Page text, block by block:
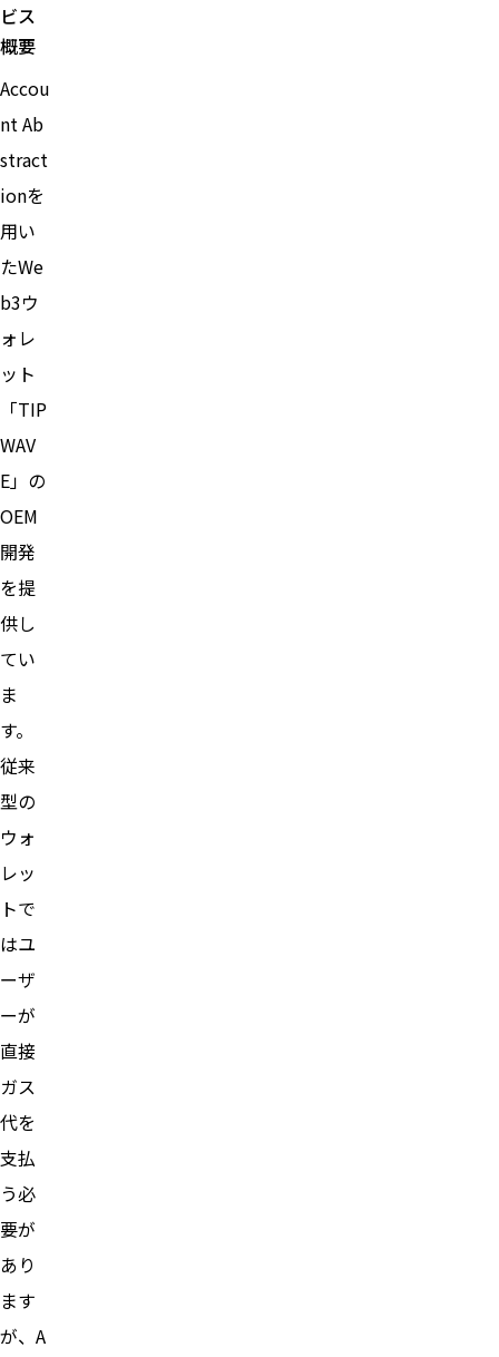
ビス
概要
Accou
nt Ab
stract
ionを
用い
たWe
b3ウ
ォレ
ット
「TIP
WAV
E」の
OEM
開発
を提
供し
てい
ま
す。
従来
型の
ウォ
レッ
トで
はユ
ーザ
ーが
直接
ガス
代を
支払
う必
要が
あり
ます
が、A